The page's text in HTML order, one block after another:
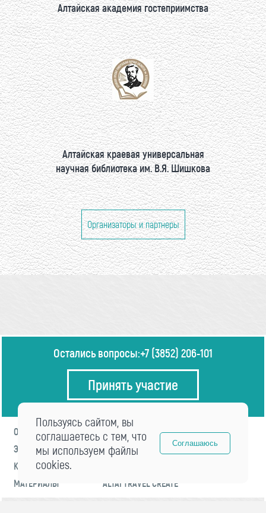
Алтайская академия гостеприимства
Алтайская краевая универсальная
научная библиотека им. В.Я. Шишкова
Организаторы и партнеры
Остались вопросы:+7 (3852) 206-101
Принять участие
О ФОРУМЕ
ПРОГРАММА
ЭКСПЕРТЫ
НОВОСТИ
КОНТАКТЫ
МАТЕРИАЛЫ
ALTAI TRAVEL CREATE
Пользуясь сайтом, вы
соглашаетесь с тем, что
мы используем файлы
cookies.
Соглашаюсь